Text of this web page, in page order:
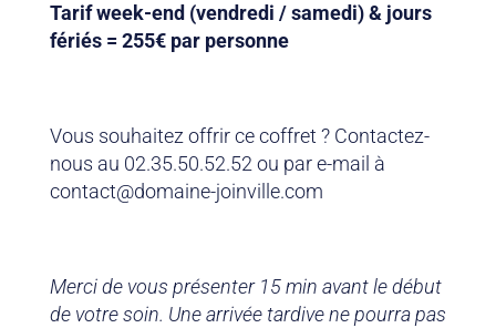
Tarif week-end (vendredi / samedi) & jours
fériés = 255€ par personne
Vous souhaitez offrir ce coffret ? Contactez-
nous au 02.35.50.52.52 ou par e-mail à
contact@domaine-joinville.com
Merci de vous présenter 15 min avant le début
de votre soin. Une arrivée tardive ne pourra pas